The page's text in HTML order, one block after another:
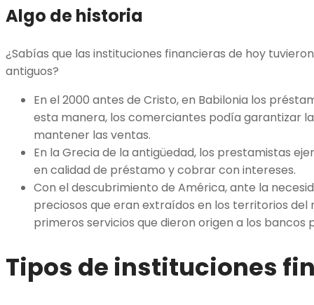
Algo de historia
¿Sabías que las instituciones financieras de hoy
antiguos?
En el 2000 antes de Cristo, en Babilonia los
esta manera, los comerciantes podía garantizar
mantener las ventas.
En la Grecia de la antigüedad, los prestamistas
en calidad de préstamo y cobrar con intereses.
Con el descubrimiento de América, ante la
preciosos que eran extraídos en los territorios del
primeros servicios que dieron origen a los bancos
Tipos de instituciones